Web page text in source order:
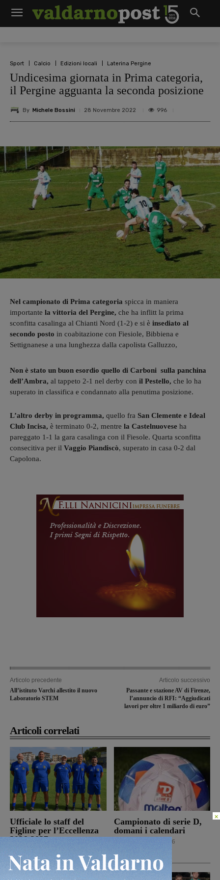
Sport Calcio Edizioni locali Laterina Pergine
Undicesima giornata in Prima categoria,
il Pergine agguanta la seconda posizione
By Michele Bossini 28 Novembre 2022 996
Nel campionato di Prima categoria spicca in maniera
importante la vittoria del Pergine, che ha inflitt la prima
sconfitta casalinga al Chianti Nord (1-2) e si è insediato al
secondo posto in coabitazione con Fiesiole, Bibbiena e
Settignanese a una lunghezza dalla capolista Galluzzo,
Non è stato un buon esordio quello di Carboni sulla panchina
dell’Ambra, al tappeto 2-1 nel derby con il Pestello, che lo ha
superato in classifica e condannato alla penutima posizione.
L’altro derby in programma, quello fra San Clemente e Ideal
Club Incisa, è terminato 0-2, mentre la Castelnuovese ha
pareggato 1-1 la gara casalinga con il Fiesole. Quarta sconfitta
consecitiva per il Vaggio Piandiscò, superato in casa 0-2 dal
Capolona.
Articolo precedente
All’istituto Varchi allestito il nuovo
Laboratorio STEM
Articolo successivo
Passante e stazione AV di Firenze,
l’annuncio di RFI: “Aggiudicati
lavori per oltre 1 miliardo di euro”
Articoli correlati
Ufficiale lo staff del
Figline per l’Eccellenza
2026-2027
Calcio
Campionato di serie D,
domani i calendari
9 Agosto 2026
×